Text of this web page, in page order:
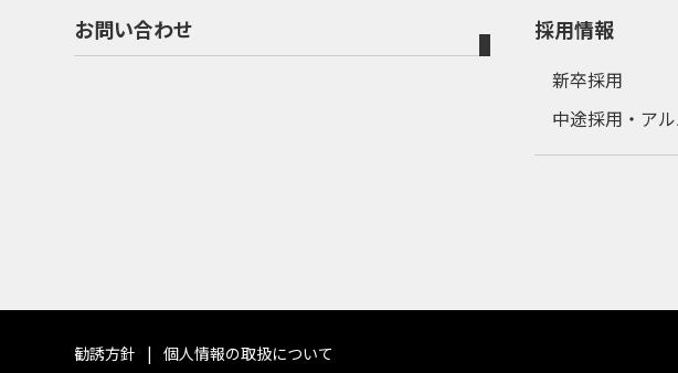
お問い合わせ 採用情報
新卒採用
中途採用・ア
勧誘方針 個人情報の取扱について